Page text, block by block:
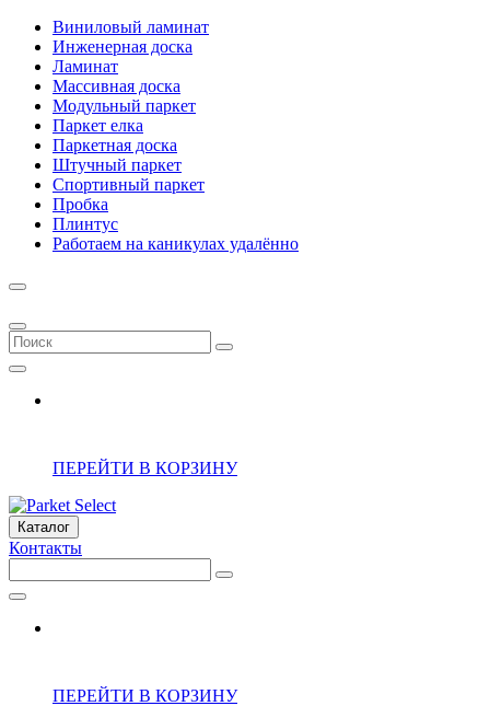
Виниловый ламинат
Инженерная доска
Ламинат
Массивная доска
Модульный паркет
Паркет елка
Паркетная доска
Штучный паркет
Спортивный паркет
Пробка
Плинтус
Работаем на каникулах удалённо
ПЕРЕЙТИ В КОРЗИНУ
Каталог
Контакты
ПЕРЕЙТИ В КОРЗИНУ